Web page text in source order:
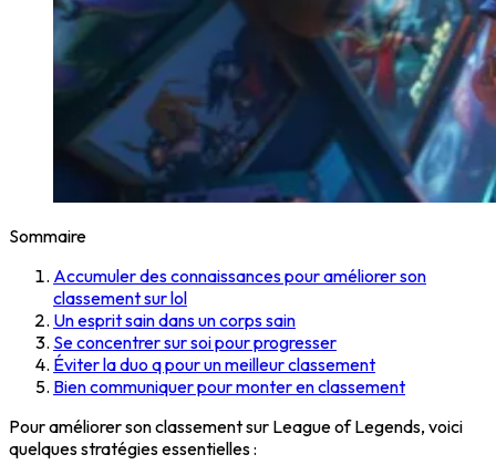
Sommaire
Accumuler des connaissances pour améliorer son
classement sur lol
Un esprit sain dans un corps sain
Se concentrer sur soi pour progresser
Éviter la duo q pour un meilleur classement
Bien communiquer pour monter en classement
Pour améliorer son classement sur League of Legends, voici
quelques stratégies essentielles :